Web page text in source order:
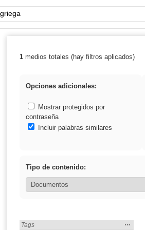
Palabra o frase:
Resultados de: griega
1medios totales (hay filtros aplicados)
Opciones adicionales:
Mostrar protegidos por
contraseña
Incluir palabras similares
Tipo de contenido:
Encontrado «griega» en:
Tags
Mostrar
…